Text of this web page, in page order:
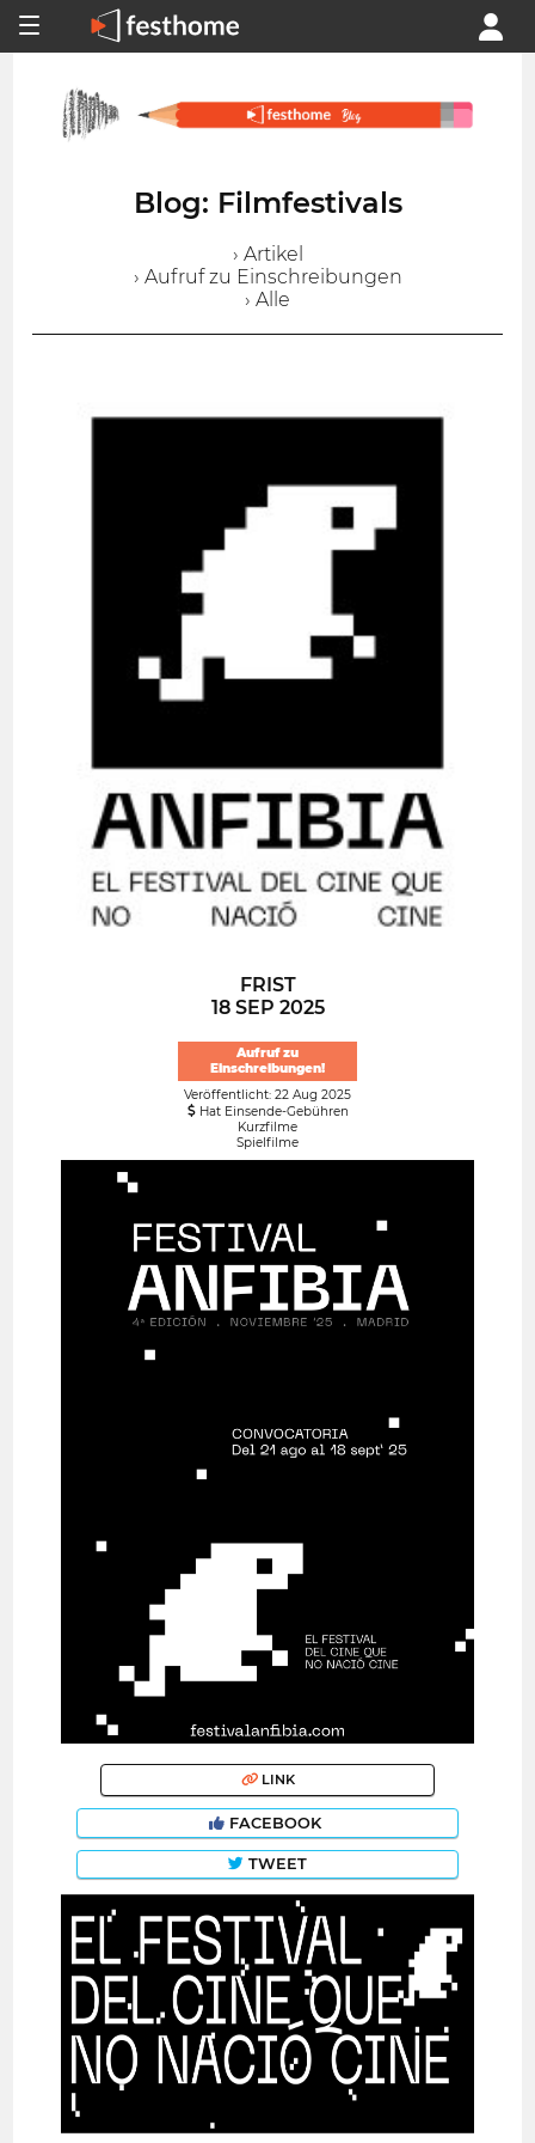
Blog: Filmfestivals
› Artikel
› Aufruf zu Einschreibungen
› Alle
FRIST
18 SEP 2025
Aufruf zu
Einschreibungen!
Veröffentlicht: 22 Aug 2025
Hat Einsende-Gebühren
Kurzfilme
Spielfilme
LINK
FACEBOOK
TWEET